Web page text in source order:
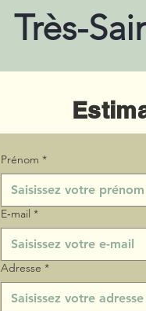
Très-
Prénom *
E‑mail *
Adresse *